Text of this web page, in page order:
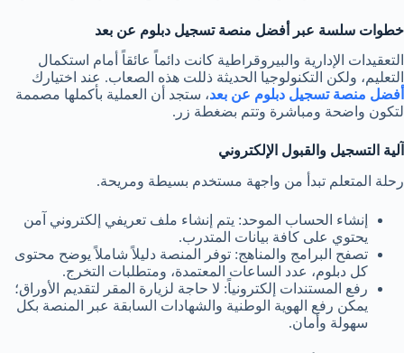
خطوات سلسة عبر أفضل منصة تسجيل دبلوم عن بعد
التعقيدات الإدارية والبيروقراطية كانت دائماً عائقاً أمام استكمال
التعليم، ولكن التكنولوجيا الحديثة ذللت هذه الصعاب. عند اختيارك
أفضل منصة تسجيل دبلوم عن بعد، ستجد أن العملية بأكملها مصممة
لتكون واضحة ومباشرة وتتم بضغطة زر.
آلية التسجيل والقبول الإلكتروني
رحلة المتعلم تبدأ من واجهة مستخدم بسيطة ومريحة.
إنشاء الحساب الموحد: يتم إنشاء ملف تعريفي إلكتروني آمن
يحتوي على كافة بيانات المتدرب.
تصفح البرامج والمناهج: توفر المنصة دليلاً شاملاً يوضح محتوى
كل دبلوم، عدد الساعات المعتمدة، ومتطلبات التخرج.
رفع المستندات إلكترونياً: لا حاجة لزيارة المقر لتقديم الأوراق؛
يمكن رفع الهوية الوطنية والشهادات السابقة عبر المنصة بكل
سهولة وأمان.